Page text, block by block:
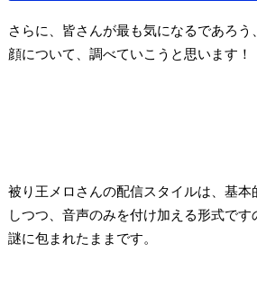
さらに、皆さんが最も気になるであろ
顔について、調べていこうと思います！
被り王メロさんの配信スタイルは、基
しつつ、音声のみを付け加える形式で
謎に包まれたままです。